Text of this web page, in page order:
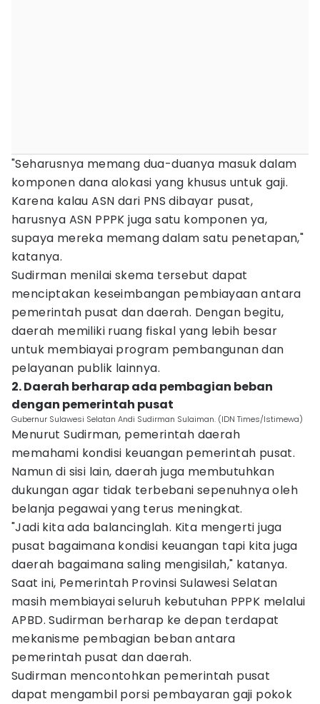
"Seharusnya memang dua-duanya masuk dalam
komponen dana alokasi yang khusus untuk gaji.
Karena kalau ASN dari PNS dibayar pusat,
harusnya ASN PPPK juga satu komponen ya,
supaya mereka memang dalam satu penetapan,"
katanya.
Sudirman menilai skema tersebut dapat
menciptakan keseimbangan pembiayaan antara
pemerintah pusat dan daerah. Dengan begitu,
daerah memiliki ruang fiskal yang lebih besar
untuk membiayai program pembangunan dan
pelayanan publik lainnya.
2. Daerah berharap ada pembagian beban
dengan pemerintah pusat
Gubernur Sulawesi Selatan Andi Sudirman Sulaiman. (IDN Times/Istimewa)
Menurut Sudirman, pemerintah daerah
memahami kondisi keuangan pemerintah pusat.
Namun di sisi lain, daerah juga membutuhkan
dukungan agar tidak terbebani sepenuhnya oleh
belanja pegawai yang terus meningkat.
"Jadi kita ada balancinglah. Kita mengerti juga
pusat bagaimana kondisi keuangan tapi kita juga
daerah bagaimana saling mengisilah," katanya.
Saat ini, Pemerintah Provinsi Sulawesi Selatan
masih membiayai seluruh kebutuhan PPPK melalui
APBD. Sudirman berharap ke depan terdapat
mekanisme pembagian beban antara
pemerintah pusat dan daerah.
Sudirman mencontohkan pemerintah pusat
dapat mengambil porsi pembayaran gaji pokok